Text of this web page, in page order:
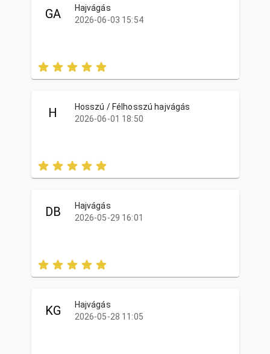
GA
Hajvágás
2026-06-03 15:54
H
Hosszú / Félhosszú hajvágás
2026-06-01 18:50
DB
Hajvágás
2026-05-29 16:01
KG
Hajvágás
2026-05-28 11:05